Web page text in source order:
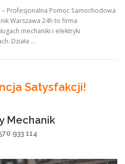
Profesjonalna Pomoc Samochodowa
Warszawa 24h to firma
mechaniki i elektryki
Działa …
Satysfakcji!
Mechanik
933 114